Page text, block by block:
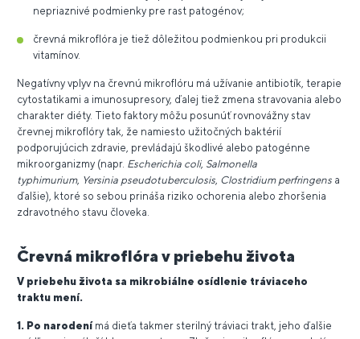
nepriaznivé podmienky pre rast patogénov;
črevná mikroflóra je tiež dôležitou podmienkou pri produkcii
vitamínov.
Negatívny vplyv na črevnú mikroflóru má užívanie antibiotík, terapie
cytostatikami a imunosupresory, ďalej tiež zmena stravovania alebo
charakter diéty. Tieto faktory môžu posunúť rovnovážny stav
črevnej mikroflóry tak, že namiesto užitočných baktérií
podporujúcich zdravie, prevládajú škodlivé alebo patogénne
mikroorganizmy (napr. Escherichia coli, Salmonella
typhimurium, Yersinia pseudotuberculosis Clostridium perfringens a
ďalšie), ktoré so sebou prináša riziko ochorenia alebo zhoršenia
zdravotného stavu človeka.
Črevná mikroflóra v priebehu života
V priebehu života sa mikrobiálne osídlenie tráviaceho
traktu mení.
1. Po narodenímá dieťa takmer sterilný tráviaci trakt, jeho ďalšie